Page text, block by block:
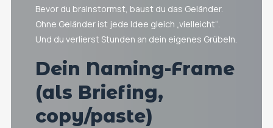
Bevor du brainstormst, baust du das Geländer.
Ohne Geländer ist jede Idee gleich „vielleicht“.
Und du verlierst Stunden an dein eigenes Grübeln.
Dein Naming-Frame
(als Briefing,
copy/paste)